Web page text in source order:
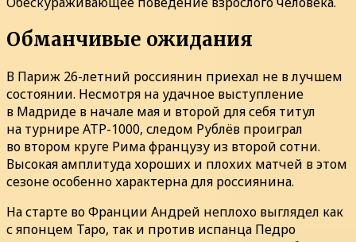
Обманчивые ожидания
В Париж 26-летний россиянин приехал не в лучшем
состоянии. Несмотря на удачное выступление
в Мадриде в начале мая и второй для себя титул
на турнире ATP-1000, следом Рублёв проиграл
во втором круге Рима французу из второй сотни.
Высокая амплитуда хороших и плохих матчей в этом
сезоне особенно характерна для россиянина.
На старте во Франции Андрей неплохо выглядел как
с японцем Таро, так и против испанца Педро